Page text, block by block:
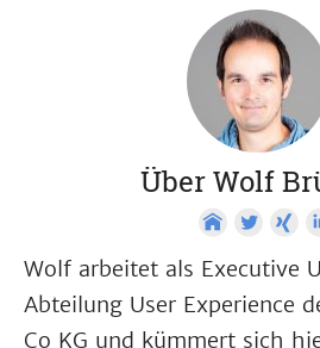
Über Wolf
Wolf arbeitet als Executive
Abteilung User Experience
Co KG und kümmert sich